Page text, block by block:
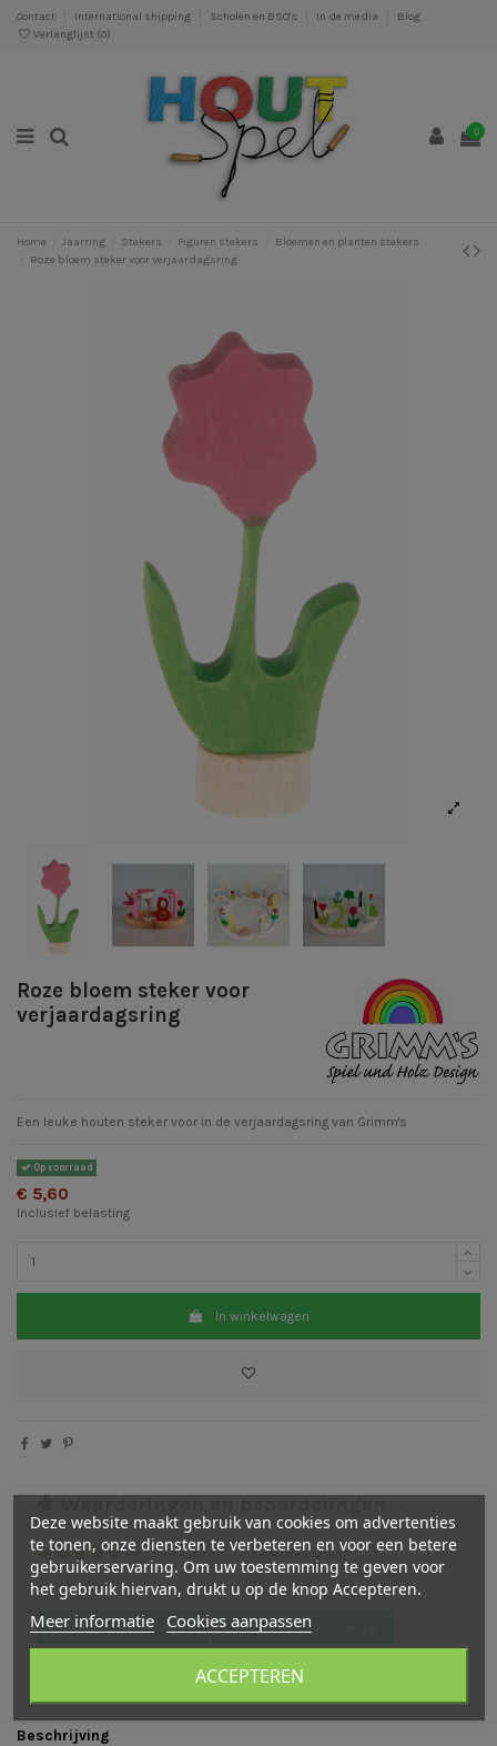
Contact International shipping Scholen en BSO's In de media
Blog
Verlanglijst (0)
0
Home Jaarring Stekers Figuren stekers
Bloemen en planten stekers
Roze bloem steker voor verjaardagsring
Roze bloem steker voor
verjaardagsring
Een leuke houten steker voor in de verjaardagsring van Grimm's
Op voorraad
€ 5,60
Inclusief belasting
In winkelwagen
(5 /5)- 2cijfer(s) -2beoordeling(en)
Bekijk verdeling
Bekijk beoordelingen Schrijf een beoordeling
Beschrijving
Deze website maakt gebruik van cookies om advertenties
te tonen, onze diensten te verbeteren en voor een betere
gebruikerservaring. Om uw toestemming te geven voor
het gebruik hiervan, drukt u op de knop Accepteren.
Meer informatie Cookies aanpassen
ACCEPTEREN